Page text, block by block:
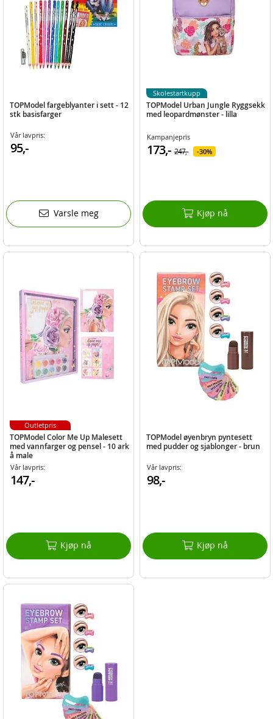
TOPModel fargeblyanter i sett - 12
stk basisfarger
Vår lavpris:
95,-
Varsle meg
TOPModel Urban Jungle Ryggsekk
med leopardmønster - lilla
Kampanjepris
173,- 247,- 30%
Kjøp nå
Skolestartkupp
TOPModel Color Me Up Malesett
med vannfarger og pensel - 10 ark
å male
Vår lavpris:
147,-
Kjøp nå
Outletpris
TOPModel øyenbryn pyntesett
med pudder og sjablonger - brun
Vår lavpris:
98,-
Kjøp nå